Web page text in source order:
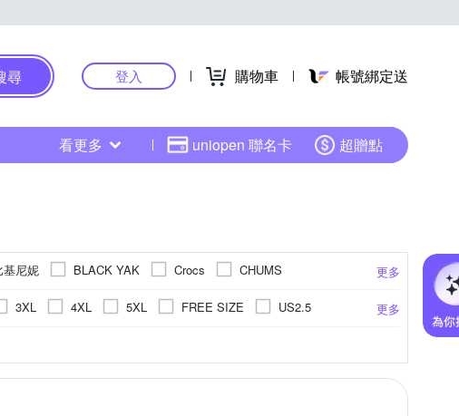
尋 登入 購物車 帳號綁定送
看更多 uniopen 聯名卡 超贈點
更多
基尼妮 BLACK YAK Crocs
CHUMS
Gregory Icebreaker Injinji
Jack wolfskin 飛狼
NEW BALANCE NEW ERA
PUMA
更多
3XL 4XL 5XL FREE SIZE
US2.5
US14 US14.5 US15 EU30
EU31